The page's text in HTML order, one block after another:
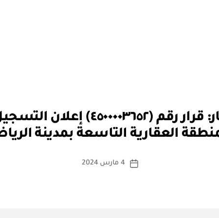
الهيئة العامة للعقار: قرار رقم
العقارية التاسعة بمدينة
كاتب
بو
ا
س
ة
تاريخ
4 مارس 2024